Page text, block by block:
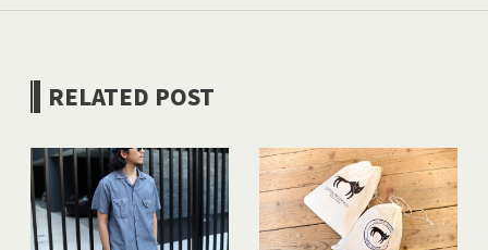
RELATED POST